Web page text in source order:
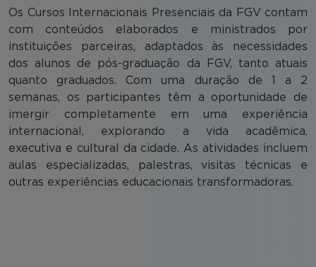
Os Cursos Internacionais Presenciais da FGV contam
com conteúdos elaborados e ministrados por
instituições parceiras, adaptados às necessidades
dos alunos de pós-graduação da FGV, tanto atuais
quanto graduados. Com uma duração de 1 a 2
semanas, os participantes têm a oportunidade de
imergir completamente em uma experiência
internacional, explorando a vida acadêmica,
executiva e cultural da cidade. As atividades incluem
aulas especializadas, palestras, visitas técnicas e
outras experiências educacionais transformadoras.